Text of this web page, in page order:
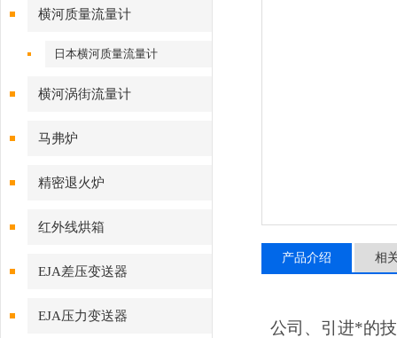
横河质量流量计
日本横河质量流量计
横河涡街流量计
马弗炉
精密退火炉
红外线烘箱
EJA差压变送器
EJA压力变送器
产品介绍 相
公司、引进*的